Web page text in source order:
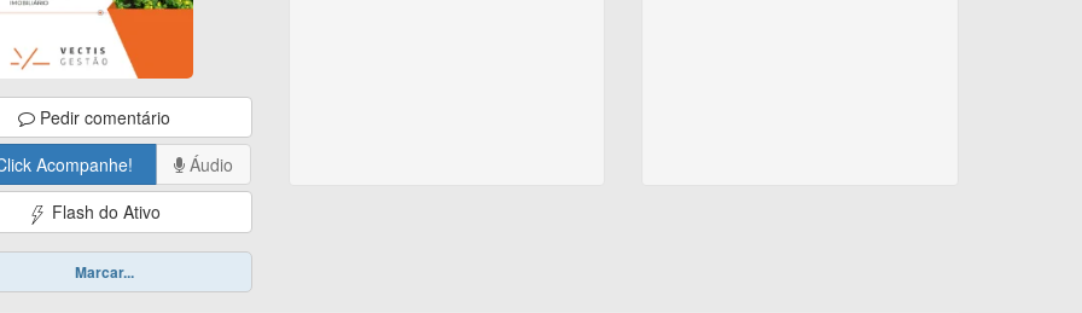
Pedir comentário
Acompanhe!
Áudio
Flash do Ativo
Marcar...